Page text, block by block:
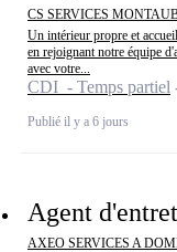
CS SERVICES
Un intérieur propre et
en rejoignant notre équipe
avec votre...
CDI - Temps partiel
Publié il y a 6 jours
Agent
AXEO SERVICES A